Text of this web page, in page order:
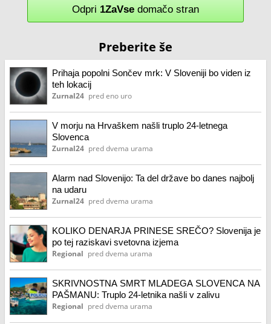
Odpri 1ZaVse domačo stran
Preberite še
Prihaja popolni Sončev mrk: V Sloveniji bo viden iz
teh lokacij
Zurnal24 pred eno uro
V morju na Hrvaškem našli truplo 24-letnega
Slovenca
Zurnal24 pred dvema urama
Alarm nad Slovenijo: Ta del države bo danes najbolj
na udaru
Zurnal24 pred dvema urama
KOLIKO DENARJA PRINESE SREČO? Slovenija je
po tej raziskavi svetovna izjema
Regional pred dvema urama
SKRIVNOSTNA SMRT MLADEGA SLOVENCA NA
PAŠMANU: Truplo 24-letnika našli v zalivu
Regional pred dvema urama